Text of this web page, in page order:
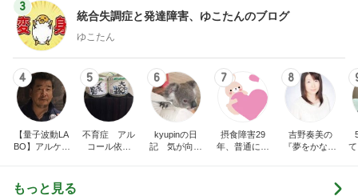
3
統合失調症と発達障害、ゆこたんのブログ
ゆこたん
4
【量子波動LA
BO】アルケミ
5
不育症 アル
コール依存
6
kyupinの日
記 気が向け
7
摂食障害29
年、普通に食
8
吉野奏美の
『夢をかなえ
もっと見る